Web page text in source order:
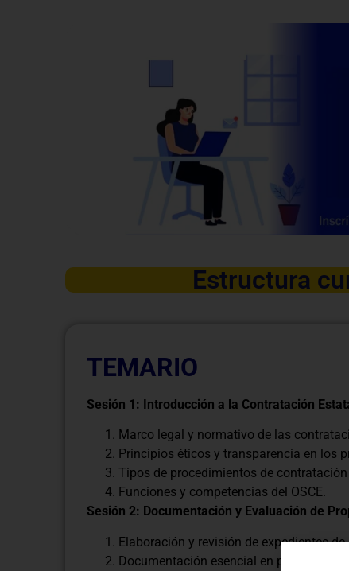
Estructura
TEMARIO
Sesión 1: Introducción a la Contratación
Marco legal y normativo de las
Principios éticos y transparencia en los
Tipos de procedimientos de
Funciones y competencias del OSCE.
Sesión 2: Documentación y Evaluación de
Elaboración y revisión de expedientes
Documentación esencial en procesos de